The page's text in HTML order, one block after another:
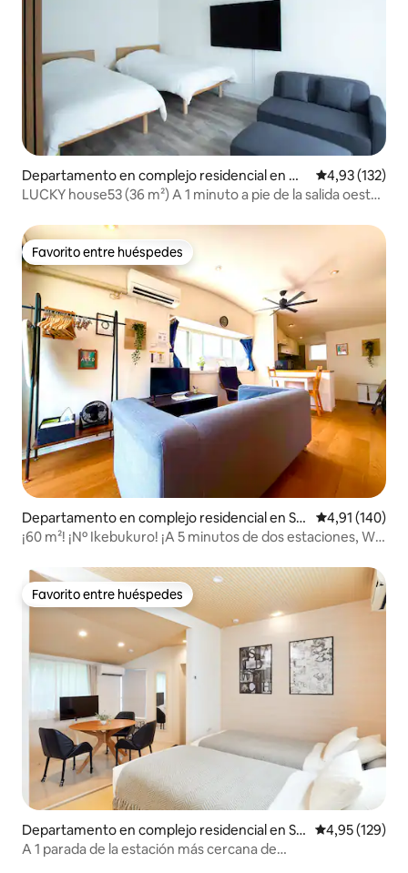
Departamento en complejo residencial en Me
guro
Calificación
4,93 (132)
LUCKY house53 (36 m²) A 1 minuto a pie de la salida oeste
Favorito entre huéspedes
Favorito entre huéspedes
Departamento en complejo residencial en Shi
njuku
Calificación
4,91 (140)
¡60 m²! ¡Nº Ikebukuro! ¡A 5 minutos de dos estaciones, Wi-
Favorito entre huéspedes
Favorito entre huéspedes
Departamento en complejo residencial en Se
tagaya
Calificación
4,95 (129)
A 1 parada de la estación más cercana de